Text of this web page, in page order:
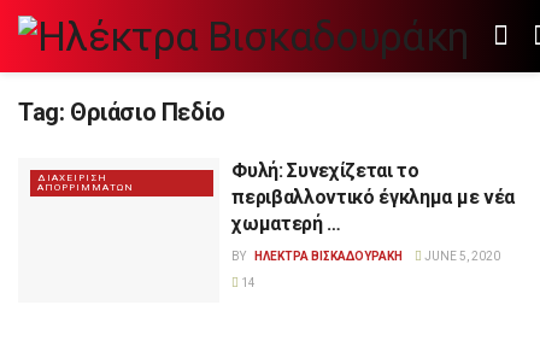
Tag: Θριάσιο Πεδίο
ΔΙΑΧΕΙΡΙΣΗ
ΑΠΟΡΡΙΜΜΑΤΩΝ
Φυλή: Συνεχίζεται το
περιβαλλοντικό έγκλημα με νέα
χωματερή …
BY ΗΛΕΚΤΡΑ ΒΙΣΚΑΔΟΥΡΑΚΗ
JUNE 5, 2020
14